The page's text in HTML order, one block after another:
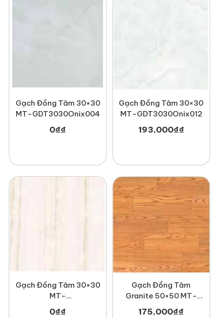
Gạch Đồng Tâm 30×30
MT-GDT3030Onix004
0₫₫
Gạch Đồng Tâm 30×30
MT-GDT3030Onix012
193,000₫₫
Gạch Đồng Tâm 30×30
MT-
GDT3030Sydney001
0₫₫
Gạch Đồng Tâm
Granite 50×50 MT-
GDT5050Gosan004
175,000₫₫